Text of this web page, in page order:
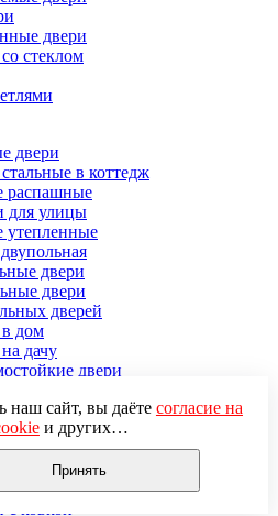
двери
стеклом
двери
в коттедж
распашные
для улицы
утепленные
двери
двери
дверей
в дом
дачу
двери
в подъезд
открывания
массив
мдф
с зеркалом
наш сайт, вы даёте согласие на
и других
(включая IP-адрес, сведения о
на сайте и т. п.)
проведения
Принять